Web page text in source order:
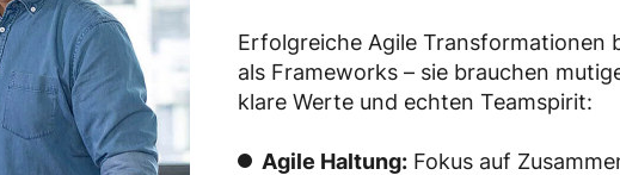
Erfolgreiche Agile Transformationen
als Frameworks – sie brauchen
klare Werte und echten Teamspirit:
Agile Haltung: Fokus auf